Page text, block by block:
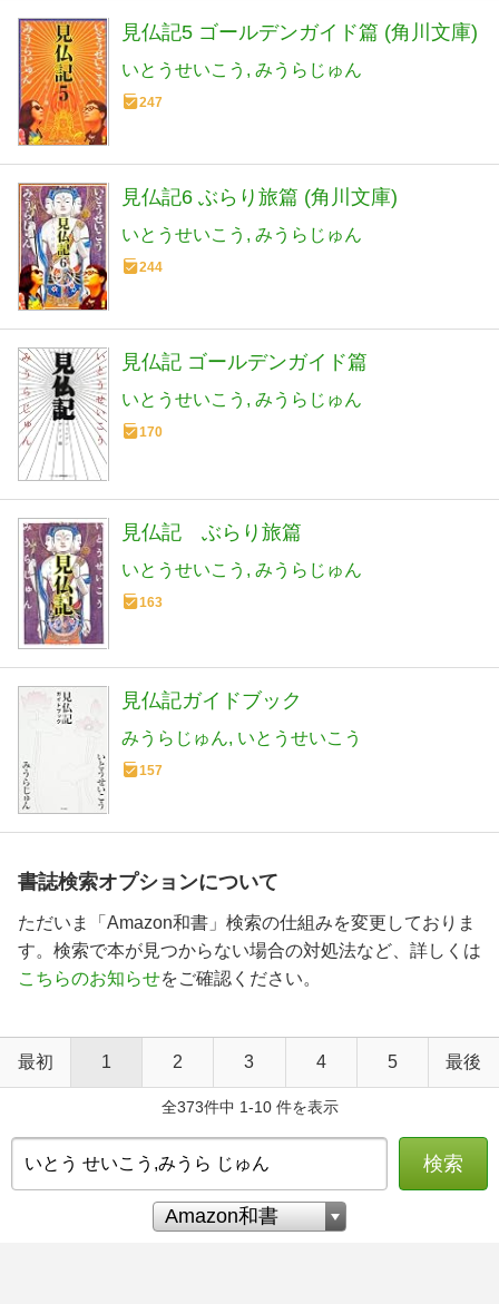
見仏記5 ゴールデンガイド篇 (角川文庫)
いとうせいこう みうらじゅん
247
見仏記6 ぶらり旅篇 (角川文庫)
いとうせいこう みうらじゅん
244
見仏記 ゴールデンガイド篇
いとうせいこう みうらじゅん
170
見仏記 ぶらり旅篇
いとうせいこう みうらじゅん
163
見仏記ガイドブック
みうらじゅん いとうせいこう
157
書誌検索オプションについて
ただいま「Amazon和書」検索の仕組みを変更しておりま
す。検索で本が見つからない場合の対処法など、詳しくは
こちらのお知らせをご確認ください。
最初 1 2 3 4 5 最後
全373件中 1-10 件を表示
検索